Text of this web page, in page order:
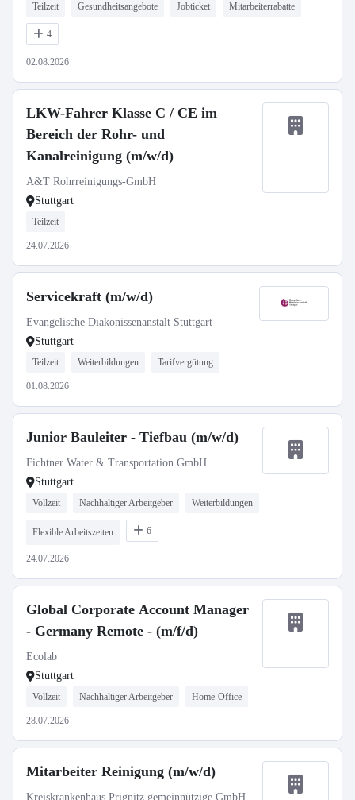
Teilzeit Gesundheitsangebote Jobticket Mitarbeiterrabatte
4
02.08.2026
LKW-Fahrer Klasse C / CE im
Bereich der Rohr- und
Kanalreinigung (m/w/d)
A&T Rohrreinigungs-GmbH
Stuttgart
Teilzeit
24.07.2026
Servicekraft (m/w/d)
Evangelische Diakonissenanstalt Stuttgart
Stuttgart
Teilzeit Weiterbildungen Tarifvergütung
01.08.2026
Junior Bauleiter - Tiefbau (m/w/d)
Fichtner Water & Transportation GmbH
Stuttgart
Vollzeit Nachhaltiger Arbeitgeber Weiterbildungen
Flexible Arbeitszeiten 6
24.07.2026
Global Corporate Account Manager
- Germany Remote - (m/f/d)
Ecolab
Stuttgart
Vollzeit Nachhaltiger Arbeitgeber Home-Office
28.07.2026
Mitarbeiter Reinigung (m/w/d)
Kreiskrankenhaus Prignitz gemeinnützige GmbH